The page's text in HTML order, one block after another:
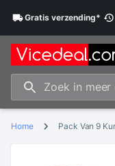
Gratisverzending*
Home